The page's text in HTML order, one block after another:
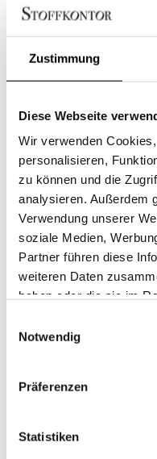
Zustimmung
Diese Webseite
Wir verwenden
personalisieren,
zu können und die
analysieren. Außerdem
Verwendung unserer
soziale Medien,
Partner führen diese
weiteren Daten
haben oder die sie im
Notwendig
Präferenzen
Statistiken
ist die sehr weiche, fast
stonewashed Verfahren
Farbton Ciclamino.
Lavendelblau, durch das
Baumwollperkal oder wer
kombinieren es auch gern
Bettwäsche
Exklusiv in Italien
100% Baumwolle
Stoffbezogene
Waschbar bei bis zu